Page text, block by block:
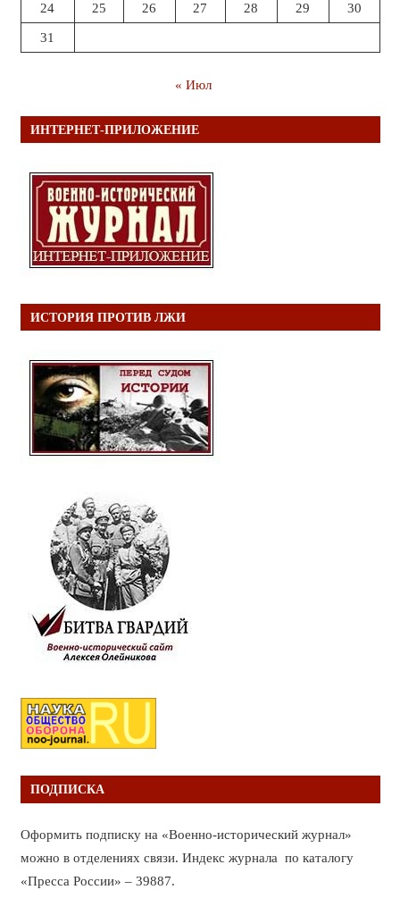
24 25 26 27 28 29 30
31
« Июл
ИНТЕРНЕТ-ПРИЛОЖЕНИЕ
ИСТОРИЯ ПРОТИВ ЛЖИ
ПОДПИСКА
Оформить подписку на «Военно-исторический журнал»
можно в отделениях связи. Индекс журнала по каталогу
«Пресса России» – 39887.